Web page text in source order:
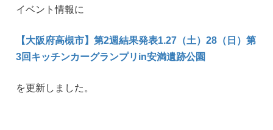
イベント情報に
【大阪府高槻市】第2週結果発表1.27（土）28（日）第
3回キッチンカーグランプリin安満遺跡公園
を更新しました。